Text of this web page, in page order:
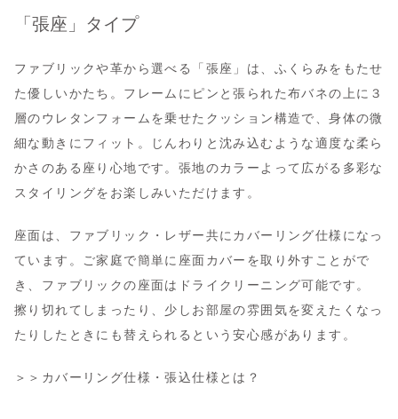
「張座」タイプ
ファブリックや革から選べる「張座」は、ふくらみをもたせ
た優しいかたち。フレームにピンと張られた布バネの上に３
層のウレタンフォームを乗せたクッション構造で、身体の微
細な動きにフィット。じんわりと沈み込むような適度な柔ら
かさのある座り心地です。張地のカラーよって広がる多彩な
スタイリングをお楽しみいただけます。
座面は、ファブリック・レザー共にカバーリング仕様になっ
ています。ご家庭で簡単に座面カバーを取り外すことがで
き、ファブリックの座面はドライクリーニング可能です。
擦り切れてしまったり、少しお部屋の雰囲気を変えたくなっ
たりしたときにも替えられるという安心感があります。
＞＞ カバーリング仕様・張込仕様とは？